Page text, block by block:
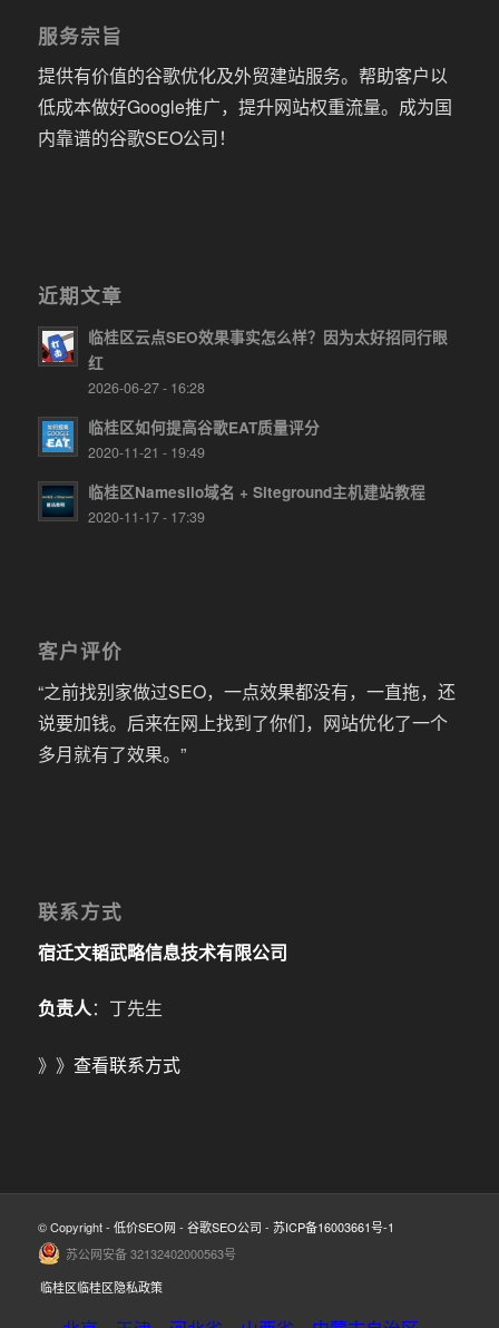
服务宗旨
提供有价值的谷歌优化及外贸建站服务。帮助客户以
低成本做好Google推广，提升网站权重流量。成为国
内靠谱的谷歌SEO公司！
近期文章
临桂区云点SEO效果事实怎么样？因为太好招同行眼
红
2026-06-27 - 16:28
临桂区如何提高谷歌EAT质量评分
2020-11-21 - 19:49
临桂区Namesilo域名 + Siteground主机建站教程
2020-11-17 - 17:39
客户评价
“之前找别家做过SEO，一点效果都没有，一直拖，还
说要加钱。后来在网上找到了你们，网站优化了一个
多月就有了效果。”
联系方式
宿迁文韬武略信息技术有限公司
负责人：丁先生
》》 查看联系方式
© Copyright - 低价SEO网 - 谷歌SEO公司 - 苏ICP备16003661号-1
苏公网安备 32132402000563号
临桂区临桂区隐私政策